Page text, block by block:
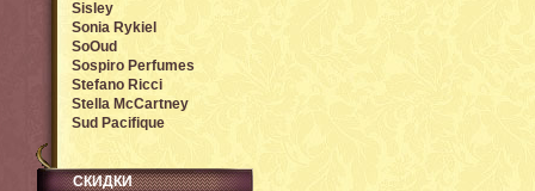
Sisley
Sonia Rykiel
SoOud
Sospiro Perfumes
Stefano Ricci
Stella McCartney
Sud Pacifique
СКИДКИ